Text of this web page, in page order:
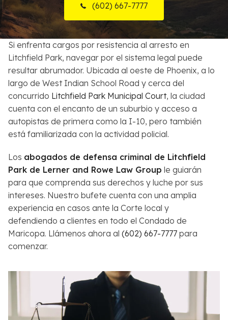
Sobre Nosotros
Contactos
Buscar
(602) 667-7777
Si enfrenta cargos por resistencia al arresto en
Litchfield Park, navegar por el sistema legal puede
resultar abrumador. Ubicada al oeste de Phoenix, a lo
largo de West Indian School Road y cerca del
concurrido Litchfield Park Municipal Court, la ciudad
cuenta con el encanto de un suburbio y acceso a
autopistas de primera como la I-10, pero también
está familiarizada con la actividad policial.
Los abogados de defensa criminal de Litchfield
Park de Lerner and Rowe Law Group le guiarán
para que comprenda sus derechos y luche por sus
intereses. Nuestro bufete cuenta con una amplia
experiencia en casos ante la Corte local y
defendiendo a clientes en todo el Condado de
Maricopa. Llámenos ahora al (602) 667-7777 para
comenzar.